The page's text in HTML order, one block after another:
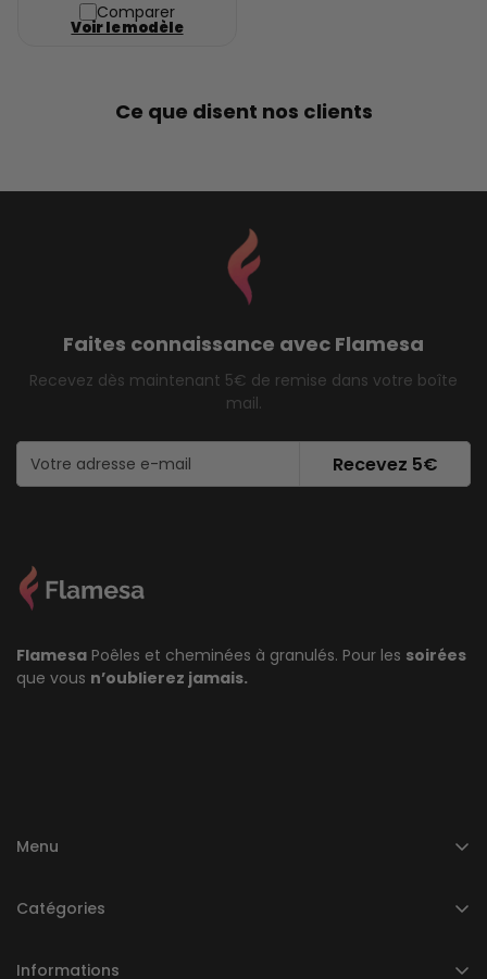
Comparer
Voir le modèle
Ce que disent nos clients
Faites connaissance avec Flamesa
Recevez dès maintenant 5€ de remise dans votre boîte
mail.
Recevez 5€
Flamesa Poêles et cheminées à granulés. Pour les soirées
que vous n’oublierez jamais.
Menu
Catégories
Catégories
Informations